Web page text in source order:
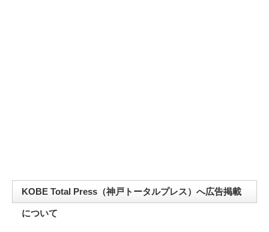
KOBE Total Press（神戸トータルプレス）へ広告掲載
について